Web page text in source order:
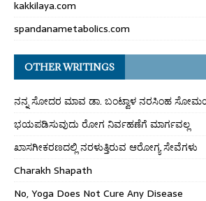
kakkilaya.com
spandanametabolics.com
OTHER WRITINGS
ನನ್ನ ಸೋದರ ಮಾವ ಡಾ. ಬಂಟ್ವಾಳ ನರಸಿಂಹ
ಭಯಪಡಿಸುವುದು ರೋಗ ನಿರ್ವಹಣೆಗೆ ಮಾರ್ಗವಲ್ಲ
ಖಾಸಗೀಕರಣದಲ್ಲಿ ನರಳುತ್ತಿರುವ ಆರೋಗ್ಯ ಸೇವೆಗಳು
Charakh Shapath
No, Yoga Does Not Cure Any Disease